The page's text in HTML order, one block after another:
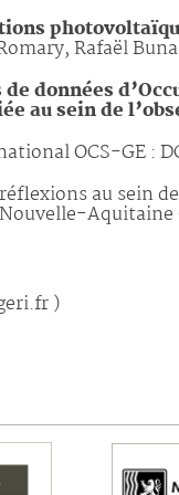
Rafaël
données
au sein de
OCS-GE :
au sein
)